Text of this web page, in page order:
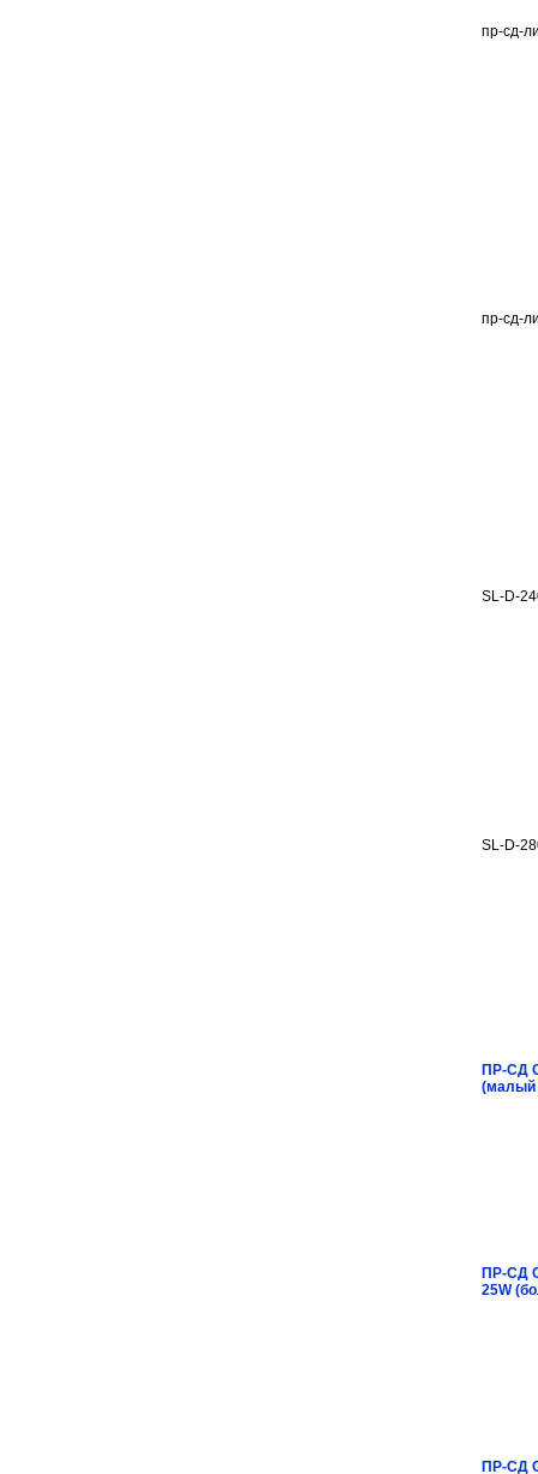
пр-сд-
пр-сд-
SL-D-
SL-D-
ПР-СД
(малый
ПР-СД
25W
ПР-СД